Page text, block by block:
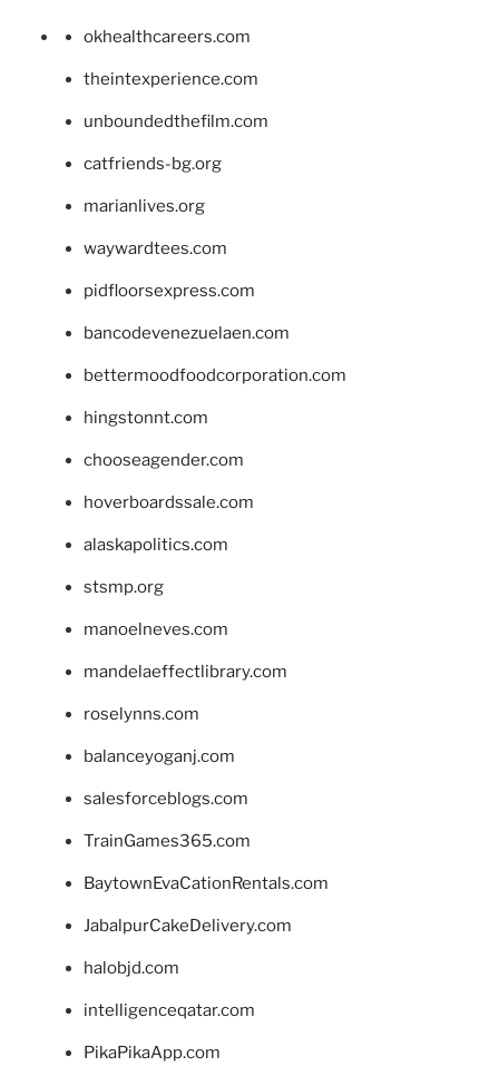
okhealthcareers.com
theintexperience.com
unboundedthefilm.com
catfriends-bg.org
marianlives.org
waywardtees.com
pidfloorsexpress.com
bancodevenezuelaen.com
bettermoodfoodcorporation.com
hingstonnt.com
chooseagender.com
hoverboardssale.com
alaskapolitics.com
stsmp.org
manoelneves.com
mandelaeffectlibrary.com
roselynns.com
balanceyoganj.com
salesforceblogs.com
TrainGames365.com
BaytownEvaCationRentals.com
JabalpurCakeDelivery.com
halobjd.com
intelligenceqatar.com
PikaPikaApp.com